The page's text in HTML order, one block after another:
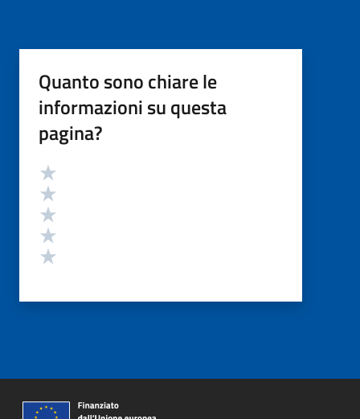
Quanto sono chiare le
informazioni su questa
pagina?
Valutazione